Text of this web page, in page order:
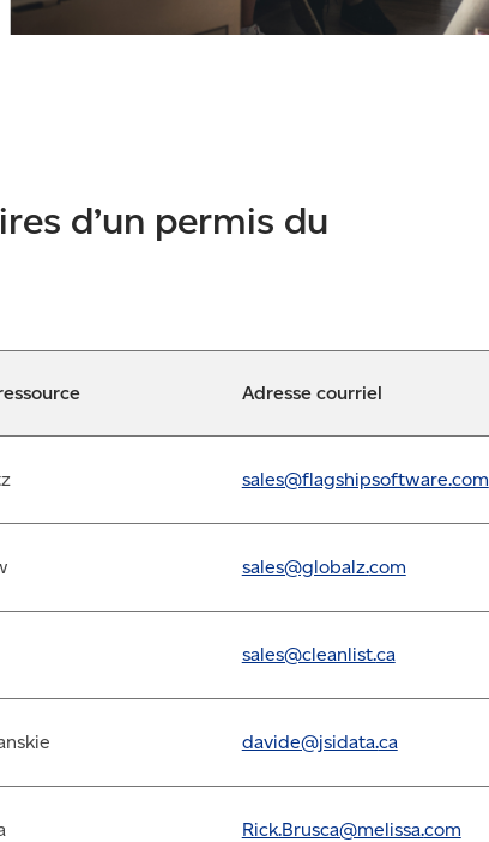
d’un permis du
Adresse courriel
sales@flagshipsoftware.com
sales@globalz.com
sales@cleanlist.ca
davide@jsidata.ca
Rick.Brusca@melissa.com